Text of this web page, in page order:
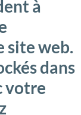
à
site web.
dans
votre